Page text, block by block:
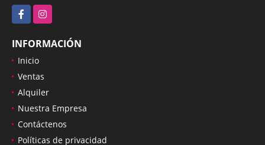
FacebookInstagram
INFORMACIÓN
Inicio
Ventas
Alquiler
Nuestra Empresa
Contáctenos
Políticas de privacidad